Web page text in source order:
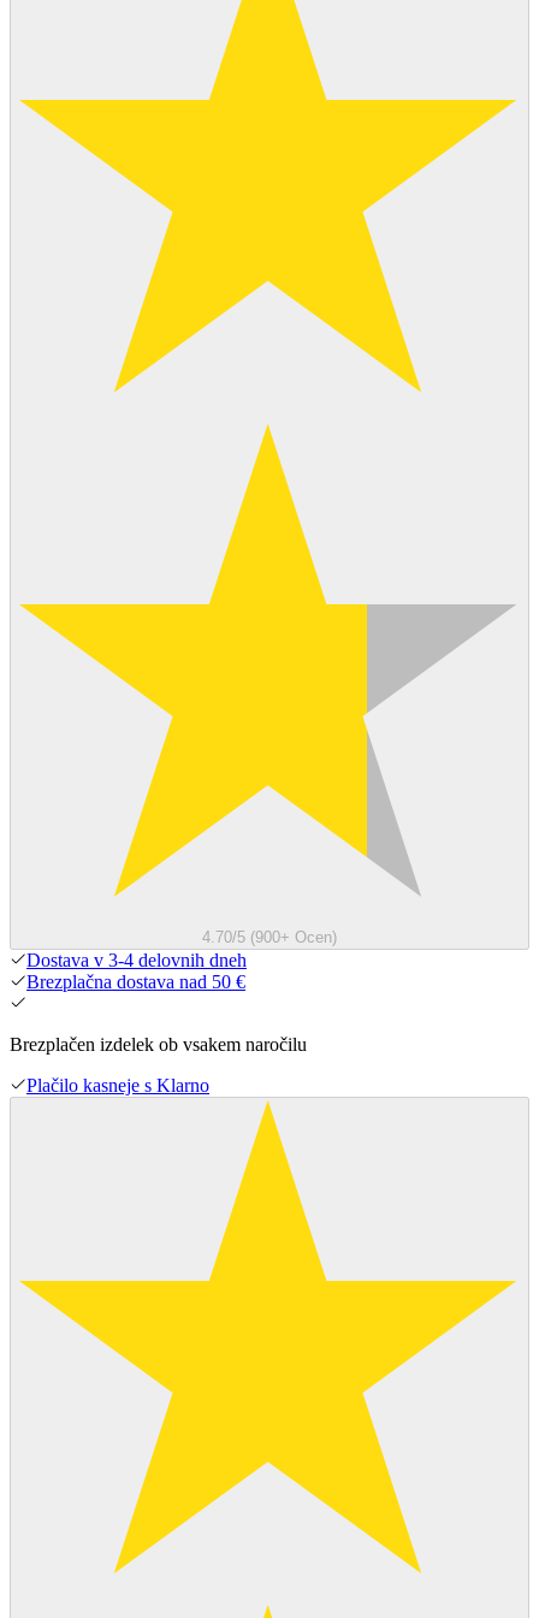
4.70/5 (900+ Ocen)
Dostava v 3-4 delovnih dneh
Brezplačna dostava nad 50 €
Brezplačen izdelek ob vsakem naročilu
Plačilo kasneje s Klarno